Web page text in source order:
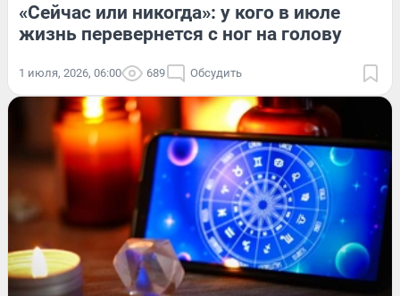
«Сейчас или никогда»: у кого в июле
жизнь перевернется с ног на голову
1 июля, 2026, 06:00 689 Обсудить